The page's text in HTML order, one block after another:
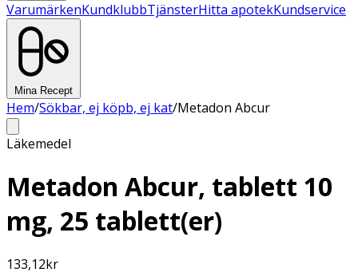
VarumärkenKundklubbTjänsterHitta apotekKundservice
Mina Recept
Hem/Sökbar, ej köpb, ej kat/Metadon Abcur
Läkemedel
Metadon Abcur, tablett 10
mg, 25 tablett(er)
133,12kr